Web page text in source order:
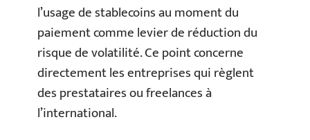
l’usage de stablecoins au moment du
paiement comme levier de réduction du
risque de volatilité. Ce point concerne
directement les entreprises qui règlent
des prestataires ou freelances à
l’international.